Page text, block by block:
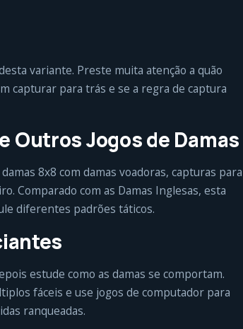
variante. Preste muita atenção a quão
capturar para trás e se a regra de captura
Outros Jogos de Damas
8x8 com damas voadoras, capturas para
Comparado com as Damas Inglesas, esta
diferentes padrões táticos.
estude como as damas se comportam.
fáceis e use jogos de computador para
ranqueadas.